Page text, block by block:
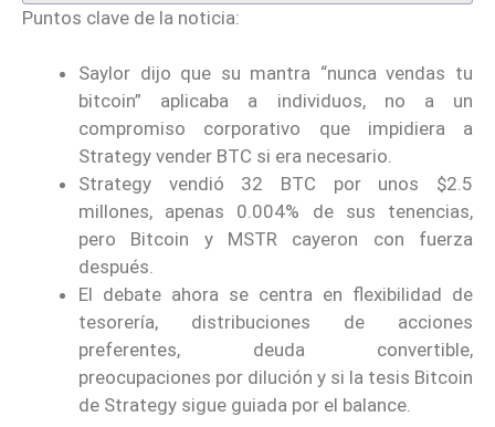
Puntos clave de la noticia:
Saylor dijo que su mantra “nunca vendas tu
bitcoin” aplicaba a individuos, no a un
compromiso corporativo que impidiera a
Strategy vender BTC si era necesario.
Strategy vendió 32 BTC por unos $2.5
millones, apenas 0.004% de sus tenencias,
pero Bitcoin y MSTR cayeron con fuerza
después.
El debate ahora se centra en flexibilidad de
tesorería, distribuciones de acciones
preferentes, deuda convertible,
preocupaciones por dilución y si la tesis Bitcoin
de Strategy sigue guiada por el balance.